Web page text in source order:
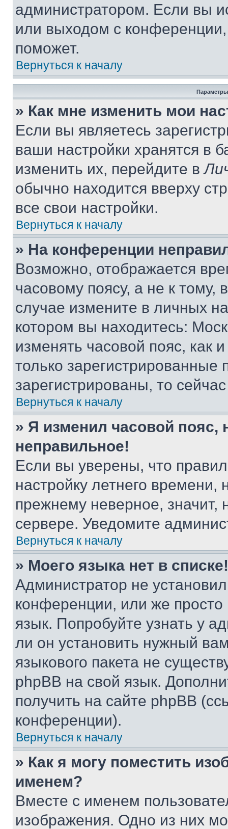
администратором. Если вы
или выходом с
поможет.
Вернуться к началу
Параметры
» Как мне изменить мои
Если вы являетесь
ваши настройки хранятся в
изменить их, перейдите в
обычно находится вверху
все свои настройки.
Вернуться к началу
» На конференции
Возможно, отображается
часовому поясу, а не к тому,
случае измените в личных
котором вы находитесь:
изменять часовой пояс, как
только
зарегистрированы, то
Вернуться к началу
» Я изменил часовой пояс,
неправильное!
Если вы уверены, что
настройку летнего
прежнему неверное, значит,
сервере. Уведомите
Вернуться к началу
» Моего языка нет в списке!
Администратор не
конференции, или же
язык. Попробуйте узнать у
ли он установить нужный
языкового пакета не
phpBB на свой язык.
получить на сайте phpBB
конференции).
Вернуться к началу
» Как я могу поместить
именем?
Вместе с именем
изображения. Одно из них